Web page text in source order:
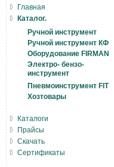
Главная
Каталог.
Ручной инструмент
Ручной инструмент КФ
Оборудование FIRMAN
Электро- бензо-
инструмент
Пневмоинструмент FIT
Хозтовары
Каталоги
Прайсы
Скачать
Сертификаты